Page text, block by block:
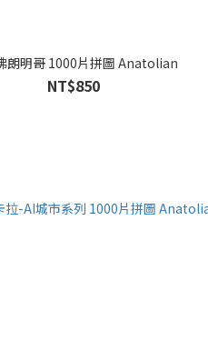
朗明哥 1000片拼圖 Anatolian
NT$850